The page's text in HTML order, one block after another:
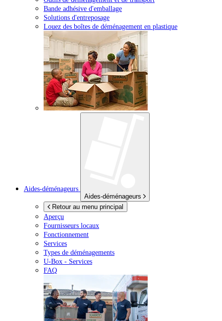
Bande adhésive d'emballage
Solutions d'entreposage
Louez des boîtes de déménagement en plastique
Aides-déménageurs
Aides-déménageurs
Retour au menu principal
Aperçu
Fournisseurs locaux
Fonctionnement
Services
Types de déménagements
U-Box - Services
FAQ